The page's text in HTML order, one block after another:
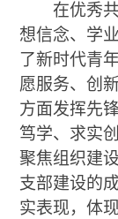
在优秀
想信念、学业
了新时代青
愿服务、创
方面发挥先
笃学、求实
聚焦组织建
支部建设的
实表现，体